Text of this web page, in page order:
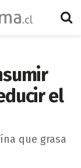
el
que grasa